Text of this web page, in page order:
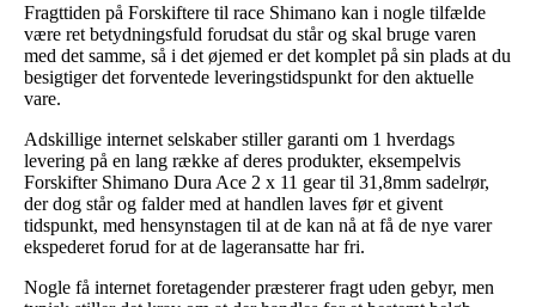
Fragttiden på Forskiftere til race Shimano kan i nogle tilfælde
være ret betydningsfuld forudsat du står og skal bruge varen
med det samme, så i det øjemed er det komplet på sin plads at du
besigtiger det forventede leveringstidspunkt for den aktuelle
vare.
Adskillige internet selskaber stiller garanti om 1 hverdags
levering på en lang række af deres produkter, eksempelvis
Forskifter Shimano Dura Ace 2 x 11 gear til 31,8mm sadelrør,
der dog står og falder med at handlen laves før et givent
tidspunkt, med hensynstagen til at de kan nå at få de nye varer
ekspederet forud for at de lageransatte har fri.
Nogle få internet foretagender præsterer fragt uden gebyr, men